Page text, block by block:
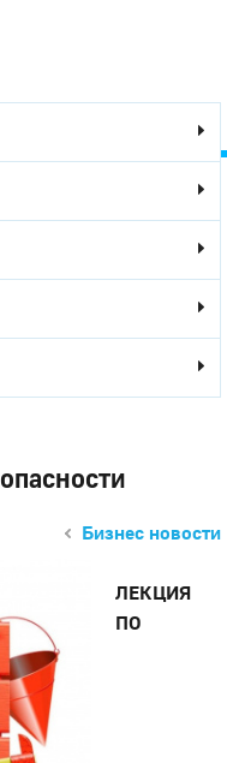
Бизнес новости
ЛЕКЦИЯ
ПО